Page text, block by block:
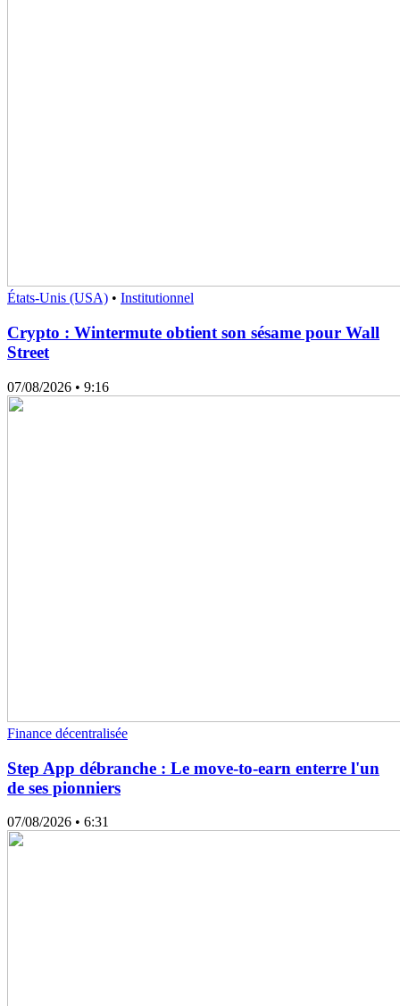
États-Unis (USA) • Institutionnel
Crypto : Wintermute obtient son sésame pour Wall
Street
07/08/2026 • 9:16
Finance décentralisée
Step App débranche : Le move-to-earn enterre l'un
de ses pionniers
07/08/2026 • 6:31